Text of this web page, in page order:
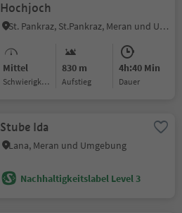
Hochjoch
St. Pankraz, St.Pankraz, Meran und Umgebung
Mittel
Schwierigkeitsgrad
830 m
Aufstieg
4h:40 Min
Dauer
Stube Ida
Lana, Meran und Umgebung
Nachhaltigkeitslabel Level 3